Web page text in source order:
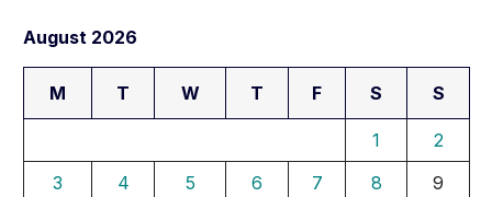
August 2026
M T W T F S S
1
2
3
4 5 6 7 8
9